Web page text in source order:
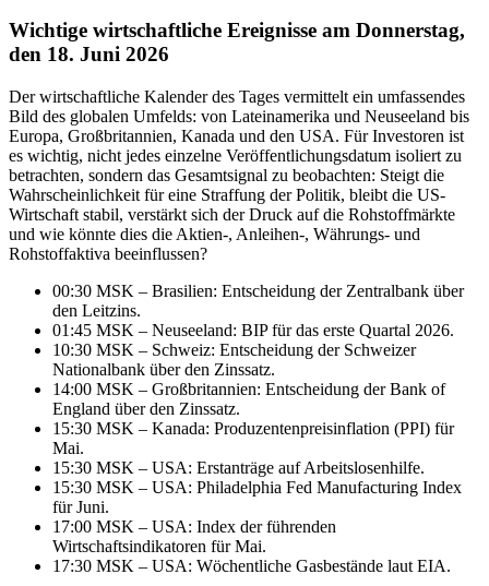
Wichtige wirtschaftliche Ereignisse am Donnerstag,
den 18. Juni 2026
Der wirtschaftliche Kalender des Tages vermittelt ein umfassendes
Bild des globalen Umfelds: von Lateinamerika und Neuseeland bis
Europa, Großbritannien, Kanada und den USA. Für Investoren ist
es wichtig, nicht jedes einzelne Veröffentlichungsdatum isoliert zu
betrachten, sondern das Gesamtsignal zu beobachten: Steigt die
Wahrscheinlichkeit für eine Straffung der Politik, bleibt die US-
Wirtschaft stabil, verstärkt sich der Druck auf die Rohstoffmärkte
und wie könnte dies die Aktien-, Anleihen-, Währungs- und
Rohstoffaktiva beeinflussen?
00:30 MSK – Brasilien: Entscheidung der Zentralbank über
den Leitzins.
01:45 MSK – Neuseeland: BIP für das erste Quartal 2026.
10:30 MSK – Schweiz: Entscheidung der Schweizer
Nationalbank über den Zinssatz.
14:00 MSK – Großbritannien: Entscheidung der Bank of
England über den Zinssatz.
15:30 MSK – Kanada: Produzentenpreisinflation (PPI) für
Mai.
15:30 MSK – USA: Erstanträge auf Arbeitslosenhilfe.
15:30 MSK – USA: Philadelphia Fed Manufacturing Index
für Juni.
17:00 MSK – USA: Index der führenden
Wirtschaftsindikatoren für Mai.
17:30 MSK – USA: Wöchentliche Gasbestände laut EIA.